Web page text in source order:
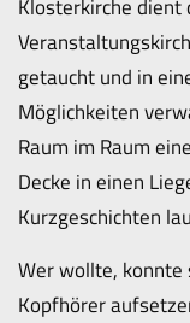
Klosterkirche dient
getaucht und in
Möglichkeiten
Raum im Raum
Decke in einen
Kurzgeschichten
Wer wollte, konnte
Kopfhörer